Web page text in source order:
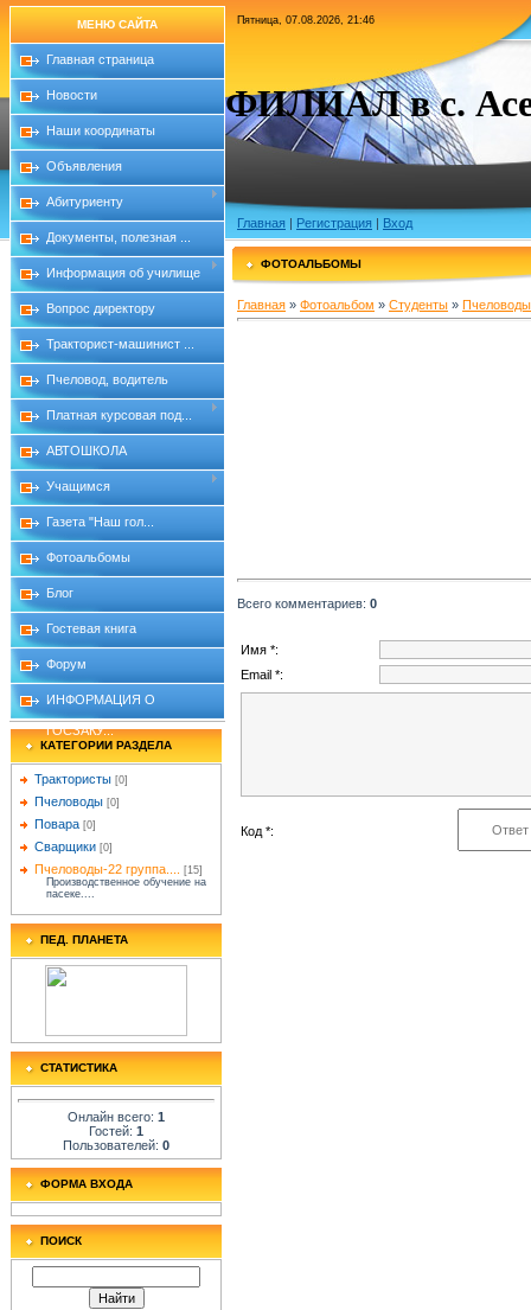
МЕНЮ САЙТА
Главная страница
Новости
Наши координаты
Объявления
Абитуриенту
Документы, полезная ...
Информация об училище
Вопрос директору
Тракторист-машинист ...
Пчеловод, водитель
Платная курсовая под...
АВТОШКОЛА
Учащимся
Газета "Наш гол...
Фотоальбомы
Блог
Гостевая книга
Форум
ИНФОРМАЦИЯ О
ГОСЗАКУ...
КАТЕГОРИИ РАЗДЕЛА
Трактористы [0]
Пчеловоды [0]
Повара [0]
Сварщики [0]
Пчеловоды-22 группа....
[15]
Производственное обучение на
пасеке....
ПЕД. ПЛАНЕТА
СТАТИСТИКА
Онлайн всего: 1
Гостей: 1
Пользователей: 0
ФОРМА ВХОДА
ПОИСК
Пятница, 07.08.2026, 21:46
ФИЛИАЛ в с.
Главная | Регистрация | Вход
ФОТОАЛЬБОМЫ
Главная » Фотоальбом » Студенты »
Всего комментариев: 0
Имя *:
Email *:
Код *: